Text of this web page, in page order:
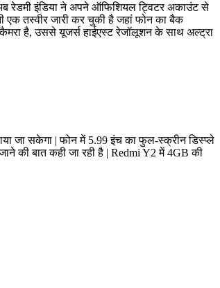
रेडमी इंडिया ने अपने ऑफिशियल ट्विटर अकाउंट से
एक तस्वीर जारी कर चुकी है जहां फोन का बैक
है, उससे यूजर्स हाईएस्ट रेजॉलूशन के साथ अल्ट्रा
जा सकेगा | फोन में 5.99 इंच का फुल-स्क्रीन डिस्प्ले
की बात कही जा रही है | Redmi Y2 में 4GB की